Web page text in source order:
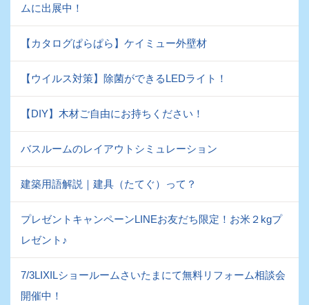
ムに出展中！
【カタログぱらぱら】ケイミュー外壁材
【ウイルス対策】除菌ができるLEDライト！
【DIY】木材ご自由にお持ちください！
バスルームのレイアウトシミュレーション
建築用語解説｜建具（たてぐ）って？
プレゼントキャンペーンLINEお友だち限定！お米２kgプ
レゼント♪
7/3LIXILショールームさいたまにて無料リフォーム相談会
開催中！